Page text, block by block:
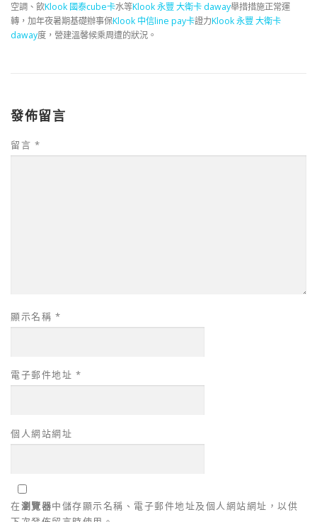
空調、飲Klook 國泰cube卡水等Klook 永豐 大衛卡 daway舉措措施正常運
轉，加年夜暑期基礎辦事保Klook 中信line pay卡證力Klook 永豐 大衛卡
daway度，營建溫馨候乘周遭的狀況。
發佈留言
留言 *
顯示名稱 *
電子郵件地址 *
個人網站網址
在瀏覽器中儲存顯示名稱、電子郵件地址及個人網站網址，以供